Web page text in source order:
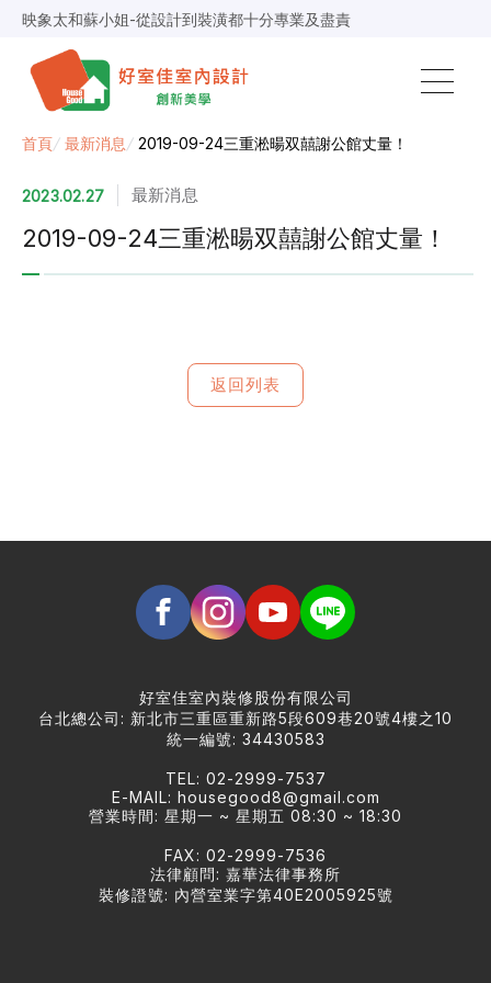
映象太和蘇小姐-從設計到裝潢都十分專業及盡責
超級F1歐小姐-設計跟材料的品質都很優質，建議實用
說明仔細流程順暢，注意施工上細節，施工團隊專業細心
毛胚屋裝修推薦，設計師與工務完美配合，效果非常滿意
春城越蔡先生-設計師溝通規劃完善，整體來說相當滿意
首頁/ 最新消息 / 2019-09-24三重淞暘双囍謝公館丈量！
2023.02.27 最新消息
2019-09-24三重淞暘双囍謝公館丈量！
返回列表
好室佳室內裝修股份有限公司
台北總公司: 新北市三重區重新路5段609巷20號4樓之10
統一編號: 34430583
TEL: 02-2999-7537
E-MAIL: housegood8@gmail.com
營業時間: 星期一 ~ 星期五 08:30 ~ 18:30
FAX: 02-2999-7536
法律顧問: 嘉華法律事務所
裝修證號: 內營室業字第40E2005925號